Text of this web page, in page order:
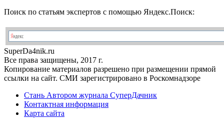
Поиск по статьям экспертов с помощью Яндекс.Поиск:
SuperDa4nik.ru
Все права защищены, 2017 г.
Копирование материалов разрешено при размещении прямой
ссылки на сайт. СМИ зарегистрировано в Роскомнадзоре
Стань Автором журнала СуперДачник
Контактная информация
Карта сайта